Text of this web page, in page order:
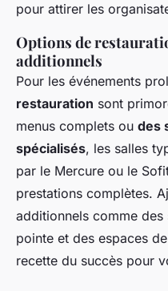
pour attirer les
Options de
additionnels
Pour les événements
restauration sont
menus complets ou des
spécialisés, les salles
par le Mercure ou le
prestations complètes.
additionnels comme
pointe et des espaces
recette du succès pour